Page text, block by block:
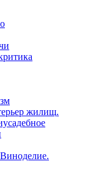
жилищ.